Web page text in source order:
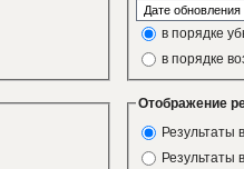
в порядке
в порядке
Отображение
Результаты
Результаты